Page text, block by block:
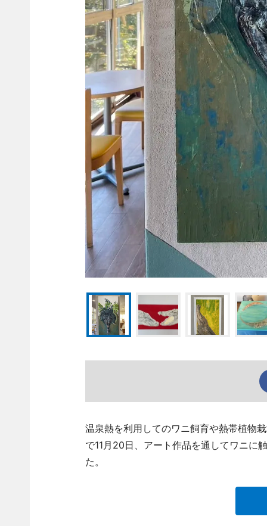
温泉熱を利用してのワニ飼育や熱帯植物
で11月20日、アート作品を通してワニに
た。